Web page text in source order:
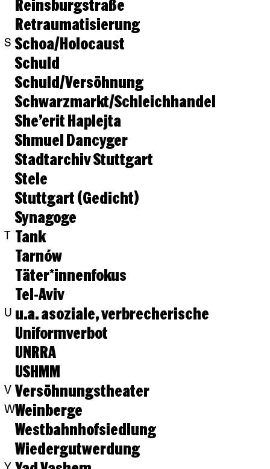
Retraumatisierung
S Schoa/Holocaust
Schuld
Schuld/Versöhnung
Schwarzmarkt/Schleichhandel
She’erit Haplejta
Shmuel Dancyger
Stadtarchiv Stuttgart
Stele
Stuttgart (Gedicht)
Synagoge
T Tank
Tarnów
Täter*innenfokus
Tel-Aviv
U u.a. asoziale, verbrecherische
Uniformverbot
UNRRA
USHMM
V Versöhnungstheater
WWeinberge
Westbahnhofsiedlung
Wiedergutwerdung